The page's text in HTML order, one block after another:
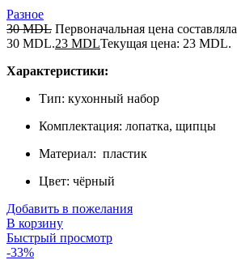
Разное
30MDL Первоначальная цена составляла
30 MDL.23 MDLТекущая цена: 23 MDL.
Характеристики:
Тип: кухонный набор
Комплектация: лопатка, щипцы
Материал: пластик
Цвет: чёрный
Добавить в пожелания
В корзину
Быстрый просмотр
-33%